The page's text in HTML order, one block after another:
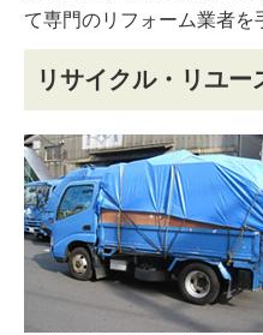
て専門のリフォーム業者を
リサイクル・リユー